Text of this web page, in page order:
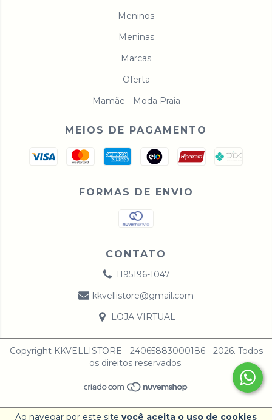
Ao navegar por este site você aceita o uso de cookies
Meninos
Meninas
Marcas
Oferta
Mamãe - Moda Praia
MEIOS DE PAGAMENTO
FORMAS DE ENVIO
CONTATO
1195196-1047
kkvellistore@gmail.com
LOJA VIRTUAL
Copyright KKVELLISTORE - 24065883000186 - 2026. Todos
os direitos reservados.